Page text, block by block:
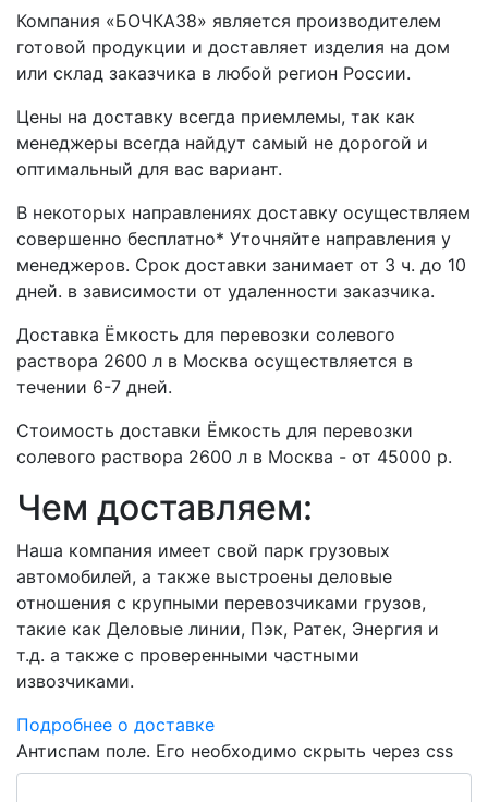
Компания «БОЧКА38» является производителем
готовой продукции и доставляет изделия на дом
или склад заказчика в любой регион России.
Цены на доставку всегда приемлемы, так как
менеджеры всегда найдут самый не дорогой и
оптимальный для вас вариант.
В некоторых направлениях доставку осуществляем
совершенно бесплатно* Уточняйте направления у
менеджеров. Срок доставки занимает от 3 ч. до 10
дней. в зависимости от удаленности заказчика.
Доставка Ёмкость для перевозки солевого
раствора 2600 л в Москва осуществляется в
течении 6-7 дней.
Стоимость доставки Ёмкость для перевозки
солевого раствора 2600 л в Москва - от 45000 р.
Чем доставляем:
Наша компания имеет свой парк грузовых
автомобилей, а также выстроены деловые
отношения с крупными перевозчиками грузов,
такие как Деловые линии, Пэк, Ратек, Энергия и
т.д. а также с проверенными частными
извозчиками.
Подробнее о доставке
Антиспам поле. Его необходимо скрыть через css